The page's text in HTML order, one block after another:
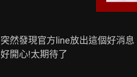
突然發現官方line放出這個好消息
好開心!太期待了